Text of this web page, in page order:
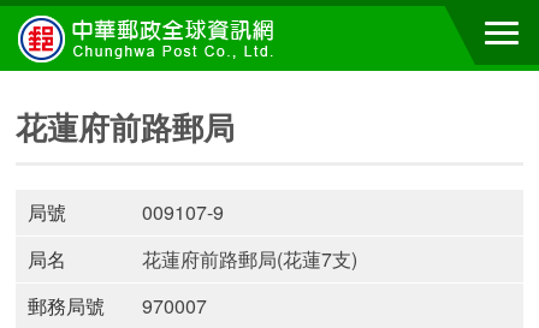
花蓮府前路郵局
局號
009107-9
局名
花蓮府前路郵局(花蓮7支)
郵務局號
970007